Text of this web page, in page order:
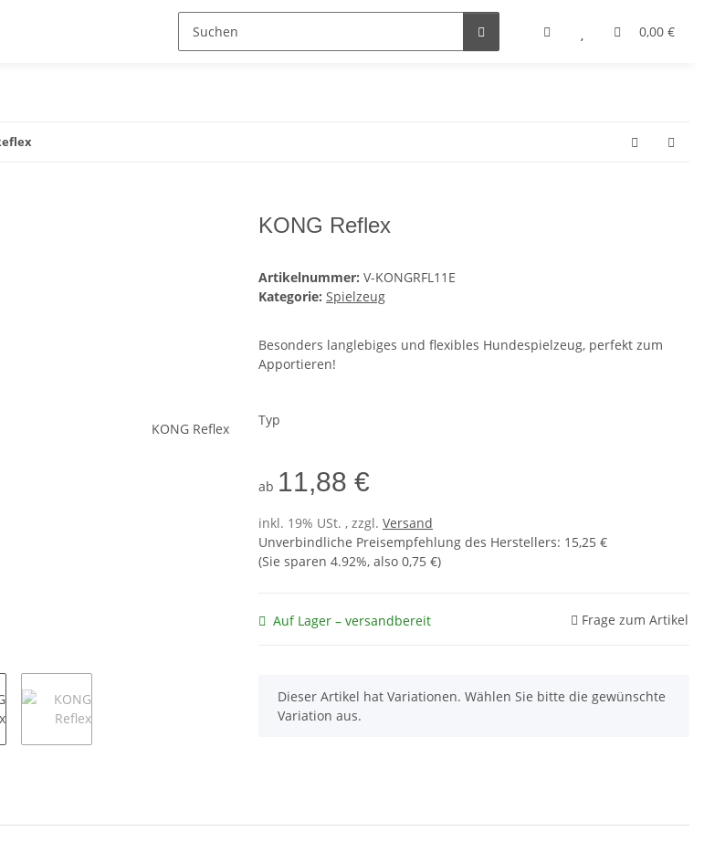
0,00 €
KONG Reflex
Artikelnummer: V-KONGRFL11E
Kategorie: Spielzeug
Besonders langlebiges und flexibles Hundespielzeug, perfekt zum
Apportieren!
Typ
ab 11,88 €
inkl. 19% USt. , zzgl. Versand
Unverbindliche Preisempfehlung des Herstellers: 15,25 €
(Sie sparen 4.92%, also 0,75 €)
Auf Lager – versandbereit Frage zum Artikel
x
Dieser Artikel hat Variationen. Wählen Sie bitte die gewünschte
Variation aus.